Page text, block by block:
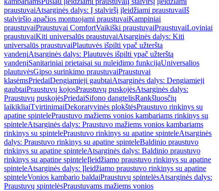
praustuvaiAtsarginės dalys: Į stalviršį įleidžiami praustuvaiIš
stalviršio apačios montuojami praustuvaiKampiniai
praustuvaiPraustuvai ComfortVaikiški praustuvaiPraustuvaiLoviniai
praustuvaiKiti universalūs praustuvaiAtsarginės dalys: Kiti
universalūs praustuvaiPlautuvės išpilti ypač užterštą
vandenįAtsarginės dalys: Plautuvės išpilti ypač užterštą
vandenįSanitariniai prietaisai su nuleidimo funkcijaUniversalios
plautuvėsGipso surinkimo praustuvaiPraustuvai
klasėmsPriedaiDengiamieji gaubtaiAtsarginės dalys: Dengiamieji
gaubtaiPraustuvų kojosPraustuvų puskojėsAtsarginės dalys:
Praustuvų puskojėsPriedaiSifono dangtelisRankšluosčių
laikikliaiTvirtinimaiDekoratyvinės plokštėsPraustuvo rinkinys su
apatine spintelePraustuvo mažiems vonios kambariams rinkinys su
spinteleAtsarginės dalys: Praustuvo mažiems vonios kambariams
rinkinys su spintelePraustuvo rinkinys su apatine spinteleAtsarginės
dalys: Praustuvo rinkinys su apatine spinteleBaldinio praustuvo
rinkinys su apatine spinteleAtsarginės dalys: Baldinio praustuvo
rinkinys su apatine spinteleĮleidžiamo praustuvo rinkinys su apatine
spinteleAtsarginės dalys: Įleidžiamo praustuvo rinkinys su apatine
spinteleVonios kambario baldaiPraustuvų spintelėsAtsarginės dalys:
Praustuvų spintelėsPraustuvams mažiems vonios